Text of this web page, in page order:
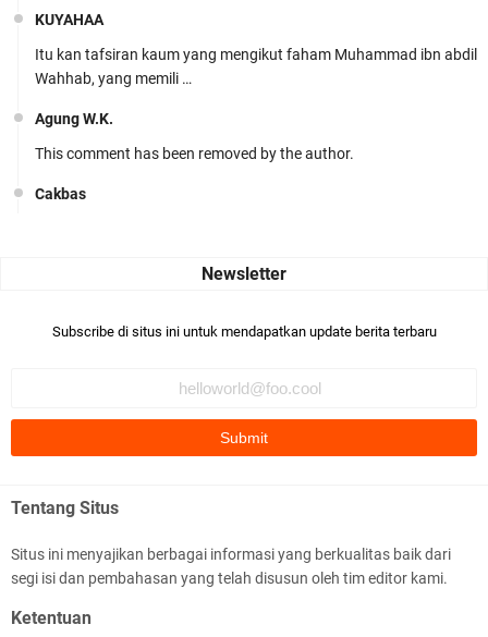
KUYAHAA
Itu kan tafsiran kaum yang mengikut faham Muhammad ibn abdil
Wahhab, yang memili …
Agung W.K.
This comment has been removed by the author.
Cakbas
Bismillaah semoga pembuat artikel Alloh berikan pemahaman yg
Ada sejumlah pertanyaan kepada Anda dan jawablah dengan
mengikuti ust. K …
Subscribe di situs ini untuk mendapatkan update berita terbaru
Tentang Situs
Situs ini menyajikan berbagai informasi yang berkualitas baik dari
segi isi dan pembahasan yang telah disusun oleh tim editor kami.
Ketentuan